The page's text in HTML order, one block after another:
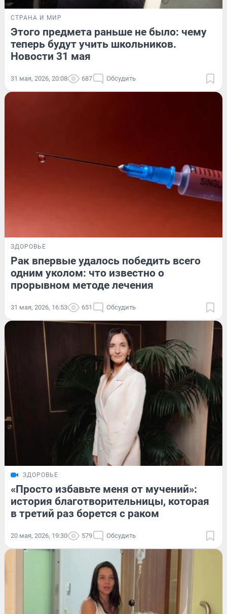
СТРАНА И МИР
Этого предмета раньше не было: чему
теперь будут учить школьников.
Новости 31 мая
31 мая, 2026, 20:08 687 Обсудить
ЗДОРОВЬЕ
Рак впервые удалось победить всего
одним уколом: что известно о
прорывном методе лечения
31 мая, 2026, 16:53 651 Обсудить
ЗДОРОВЬЕ
«Просто избавьте меня от мучений»:
история благотворительницы, которая
в третий раз борется с раком
20 мая, 2026, 19:30 579 Обсудить